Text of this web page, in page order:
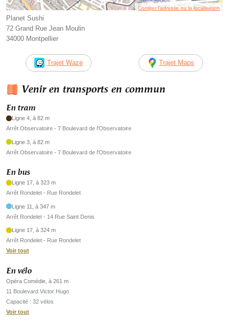
Corriger l’adresse ou la localisation
Planet Sushi
72 Grand Rue Jean Moulin
34000 Montpellier
Trajet Waze Trajet Maps
Venir en transports en commun
En tram
Ligne 4, à 82 m
Arrêt Observatoire - 7 Boulevard de l'Observatoire
Ligne 3, à 82 m
Arrêt Observatoire - 7 Boulevard de l'Observatoire
En bus
Ligne 17, à 323 m
Arrêt Rondelet - Rue Rondelet
Ligne 11, à 347 m
Arrêt Rondelet - 14 Rue Saint Denis
Ligne 17, à 324 m
Arrêt Rondelet - Rue Rondelet
Voir tout
En vélo
Opéra Comédie, à 261 m
11 Boulevard Victor Hugo
Capacité : 32 vélos
Voir tout